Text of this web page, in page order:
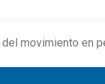
movimiento en